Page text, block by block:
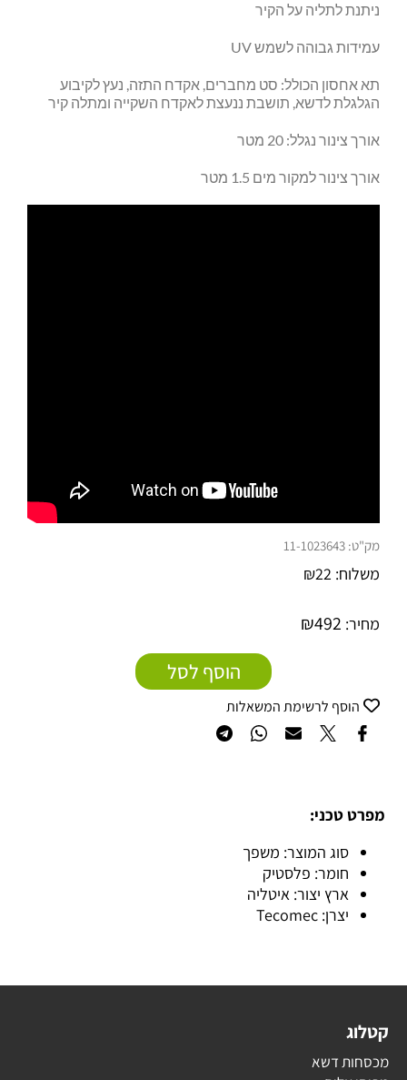
ניתנת לתליה על הקיר
עמידות גבוהה לשמש UV
תא אחסון הכולל: סט מחברים, אקדח התזה, נעץ לקיבוע
הגלגלת לדשא, תושבת ננעצת לאקדח השקייה ומתלה קיר
אורך צינור נגלל: 20 מטר
אורך צינור למקור מים 1.5 מטר
מק"ט: 11-1023643
משלוח: ₪22
מחיר: ₪492
הוסף לסל
הוסף לרשימת המשאלות
מפרט טכני:
סוג המוצר: משפך
חומר: פלסטיק
ארץ יצור: איטליה
יצרן: Tecomec
קטלוג
מכסחות דשא